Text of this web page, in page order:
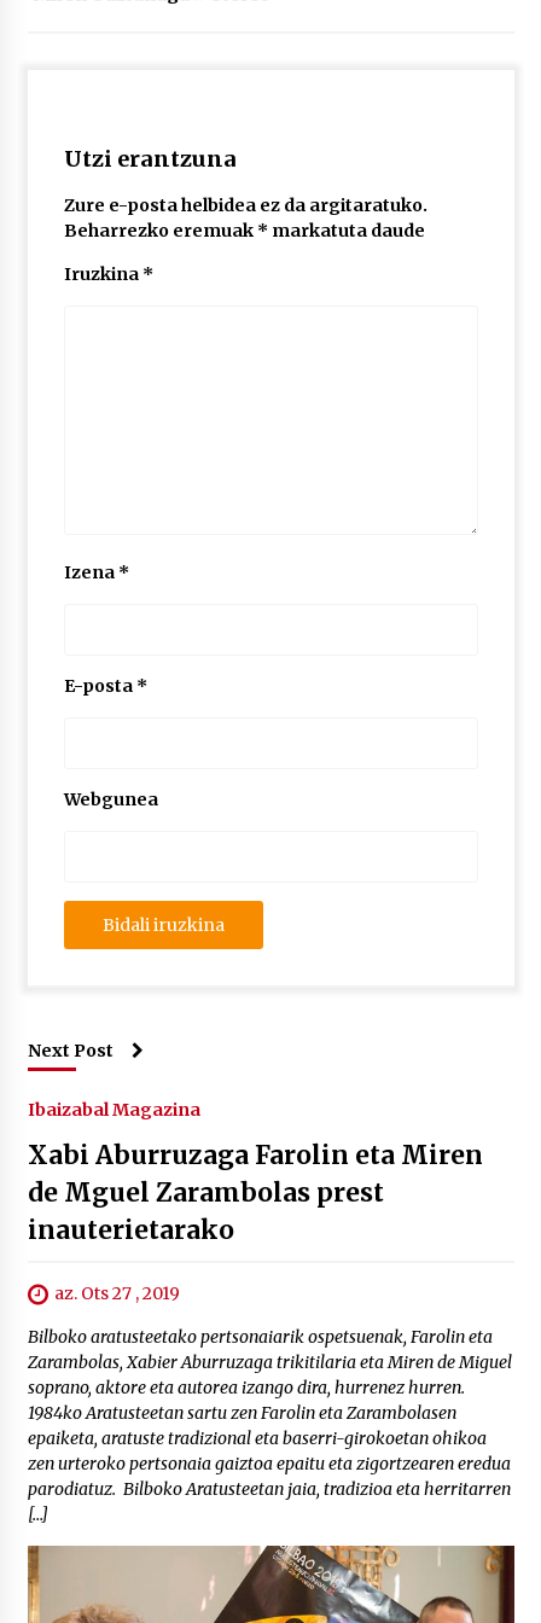
Utzi erantzuna
Zure e-posta helbidea ez da argitaratuko.
Beharrezko eremuak * markatuta daude
Iruzkina *
Izena *
E-posta *
Webgunea
Next Post
Ibaizabal Magazina
Xabi Aburruzaga Farolin eta Miren
de Mguel Zarambolas prest
inauterietarako
az. Ots 27 , 2019
Bilboko aratusteetako pertsonaiarik ospetsuenak, Farolin eta
Zarambolas, Xabier Aburruzaga trikitilaria eta Miren de Miguel
soprano, aktore eta autorea izango dira, hurrenez hurren.
1984ko Aratusteetan sartu zen Farolin eta Zarambolasen
epaiketa, aratuste tradizional eta baserri-girokoetan ohikoa
zen urteroko pertsonaia gaiztoa epaitu eta zigortzearen eredua
parodiatuz. Bilboko Aratusteetan jaia, tradizioa eta herritarren
[…]